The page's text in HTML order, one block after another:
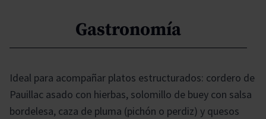
Gastronomía
Ideal para acompañar platos estructurados: cordero de
Pauillac asado con hierbas, solomillo de buey con salsa
bordelesa, caza de pluma (pichón o perdiz) y quesos